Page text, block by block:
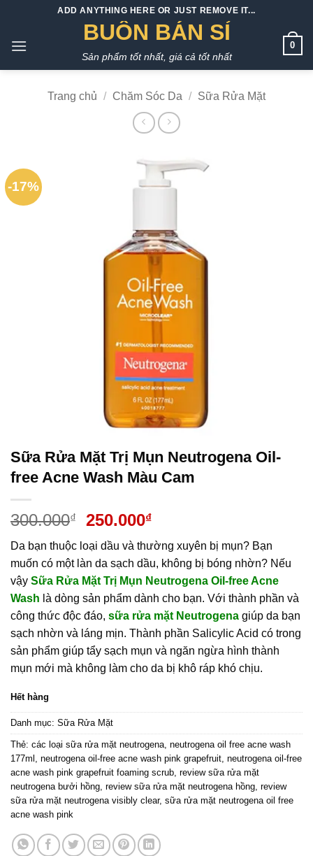
nội
ADD ANYTHING HERE OR JUST REMOVE IT...
BUÔN BÁN SỈ
Sản phẩm tốt nhất, giá cả tốt nhất
0
Trang chủ / Chăm Sóc Da / Sữa Rửa Mặt
-17%
Sữa Rửa Mặt Trị Mụn Neutrogena Oil-
free Acne Wash Màu Cam
300.000₫
Giá
gốc
là:
300.000₫.
250.000₫Giá
hiện
tại
là:
250.000₫.
Da bạn thuộc loại dầu và thường xuyên bị mụn? Bạn
muốn có một làn da sạch dầu, không bị bóng nhờn? Nếu
vậy Sữa Rửa Mặt Trị Mụn Neutrogena Oil-free Acne
Wash là dòng sản phẩm dành cho bạn. Với thành phần và
công thức độc đáo, sữa rửa mặt Neutrogena giúp da bạn
sạch nhờn và láng mịn. Thành phần Salicylic Acid có trong
sản phẩm giúp tẩy sạch mụn và ngăn ngừa hình thành
mụn mới mà không làm cho da bị khô ráp khó chịu.
Hết hàng
Danh mục: Sữa Rửa Mặt
Thẻ: các loại sữa rửa mặt neutrogena neutrogena oil free acne wash
177ml neutrogena oil-free acne wash pink grapefruit neutrogena oil-free
acne wash pink grapefruit foaming scrub review sữa rửa mặt
neutrogena bưởi hồng review sữa rửa mặt neutrogena hồng review
sữa rửa mặt neutrogena visibly clear, sữa rửa mặt neutrogena oil free
acne wash pink